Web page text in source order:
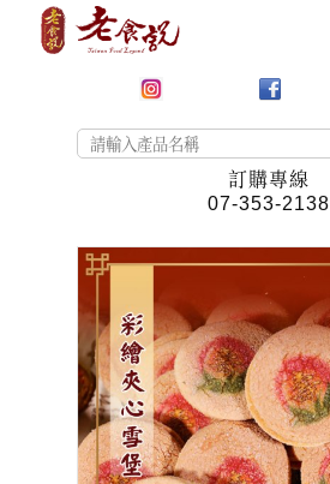
訂購專線
07-353-2138